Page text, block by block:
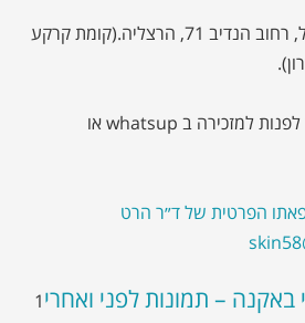
מרכז רפואי הנדיב מדיקל, רחוב הנדיב 71, הרצליה.(קומת קרקע
לקביעת תור לייעוץ ניתן לפנות למזכירה ב whatsup או
הפרטית של ד״ר הרט
באקנה – תמונות לפני ואחרי1